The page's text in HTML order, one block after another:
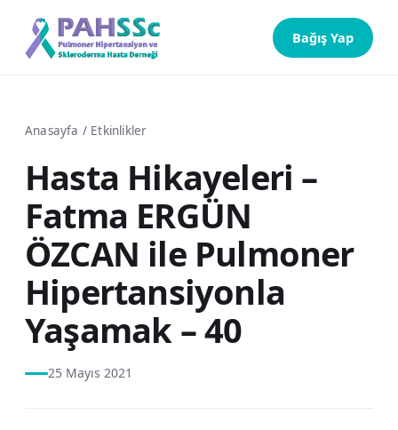
Bağış Yap
Anasayfa / Etkinlikler
Hasta Hikayeleri –
Fatma ERGÜN
ÖZCAN ile Pulmoner
Hipertansiyonla
Yaşamak – 40
25 Mayıs 2021